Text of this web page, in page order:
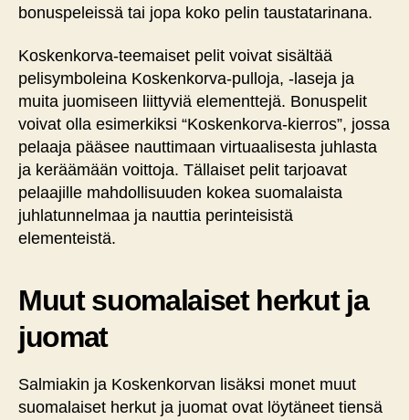
bonuspeleissä tai jopa koko pelin taustatarinana.
Koskenkorva-teemaiset pelit voivat sisältää
pelisymboleina Koskenkorva-pulloja, -laseja ja
muita juomiseen liittyviä elementtejä. Bonuspelit
voivat olla esimerkiksi “Koskenkorva-kierros”, jossa
pelaaja pääsee nauttimaan virtuaalisesta juhlasta
ja keräämään voittoja. Tällaiset pelit tarjoavat
pelaajille mahdollisuuden kokea suomalaista
juhlatunnelmaa ja nauttia perinteisistä
elementeistä.
Muut suomalaiset herkut ja
juomat
Salmiakin ja Koskenkorvan lisäksi monet muut
suomalaiset herkut ja juomat ovat löytäneet tiensä